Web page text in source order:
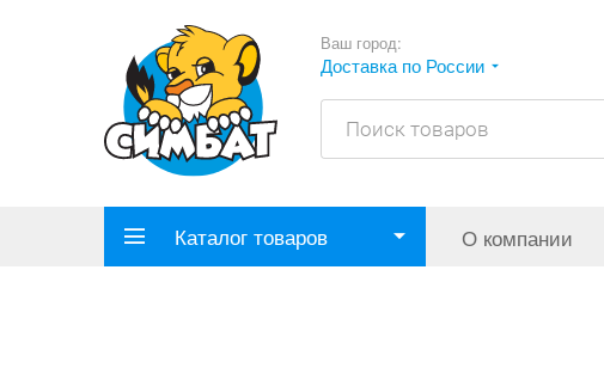
Ваш город:
Доставка по России
Каталог товаров О компании